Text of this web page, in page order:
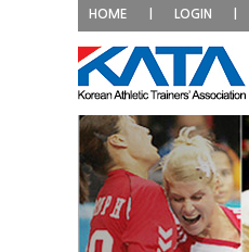
HOME LOGIN